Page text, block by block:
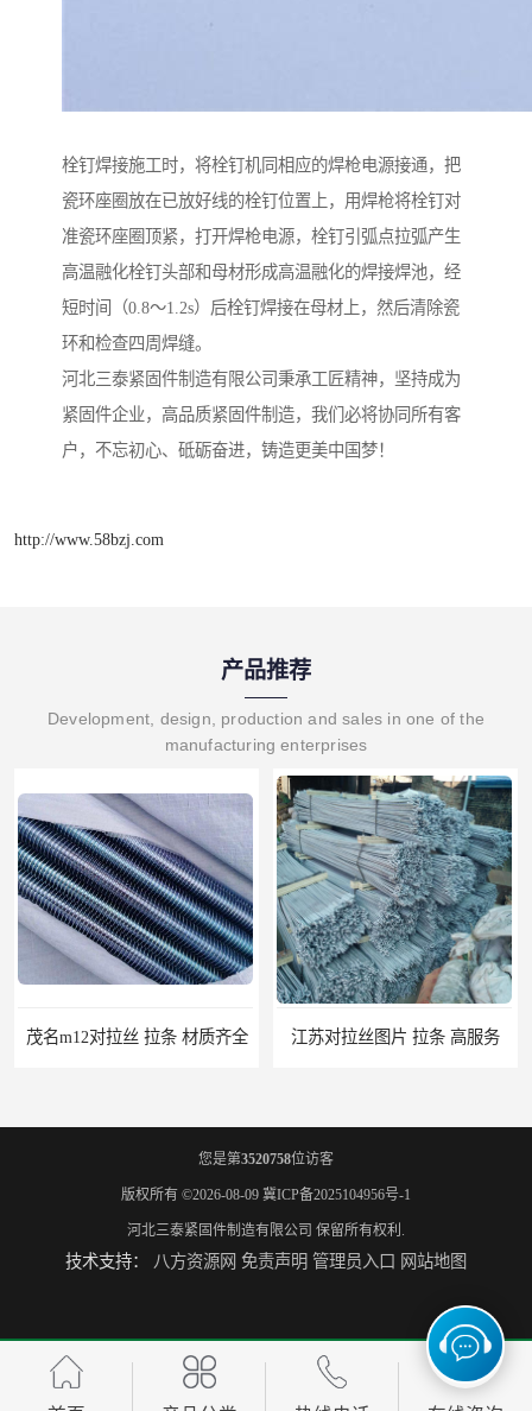
栓钉焊接施工时，将栓钉机同相应的焊枪电源接通，把
瓷环座圈放在已放好线的栓钉位置上，用焊枪将栓钉对
准瓷环座圈顶紧，打开焊枪电源，栓钉引弧点拉弧产生
高温融化栓钉头部和母材形成高温融化的焊接焊池，经
短时间（0.8～1.2s）后栓钉焊接在母材上，然后清除瓷
环和检查四周焊缝。
河北三泰紧固件制造有限公司秉承工匠精神，坚持成为
紧固件企业，高品质紧固件制造，我们必将协同所有客
户，不忘初心、砥砺奋进，铸造更美中国梦！
http://www.58bzj.com
产品推荐
Development, design, production and sales in one of the
manufacturing enterprises
江苏对拉丝图片 拉条 高服务 江门地脚螺栓 地笼 量大从优
桂林7字地脚螺栓 地笼 高服务 百色钢结构螺栓连接规范 包检测
您是第3520758位访客
版权所有 ©2026-08-09 冀ICP备2025104956号-1
河北三泰紧固件制造有限公司 保留所有权利.
技术支持： 八方资源网 免责声明 管理员入口 网站地图